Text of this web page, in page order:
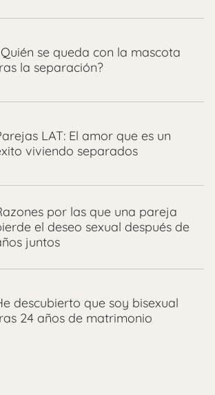
se queda con la mascota
la separación?
LAT: El amor que es un
viviendo separados
por las que una pareja
el deseo sexual después de
juntos
descubierto que soy bisexual
24 años de matrimonio